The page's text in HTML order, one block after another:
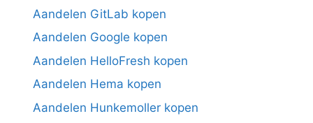
Aandelen GitLab kopen
Aandelen Google kopen
Aandelen HelloFresh kopen
Aandelen Hema kopen
Aandelen Hunkemoller kopen